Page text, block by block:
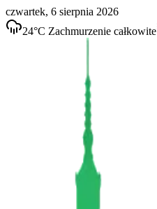
czwartek, 6 sierpnia 2026
24°C Zachmurzenie całkowite